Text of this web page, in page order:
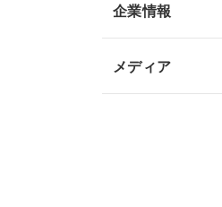
企業情報
メディア